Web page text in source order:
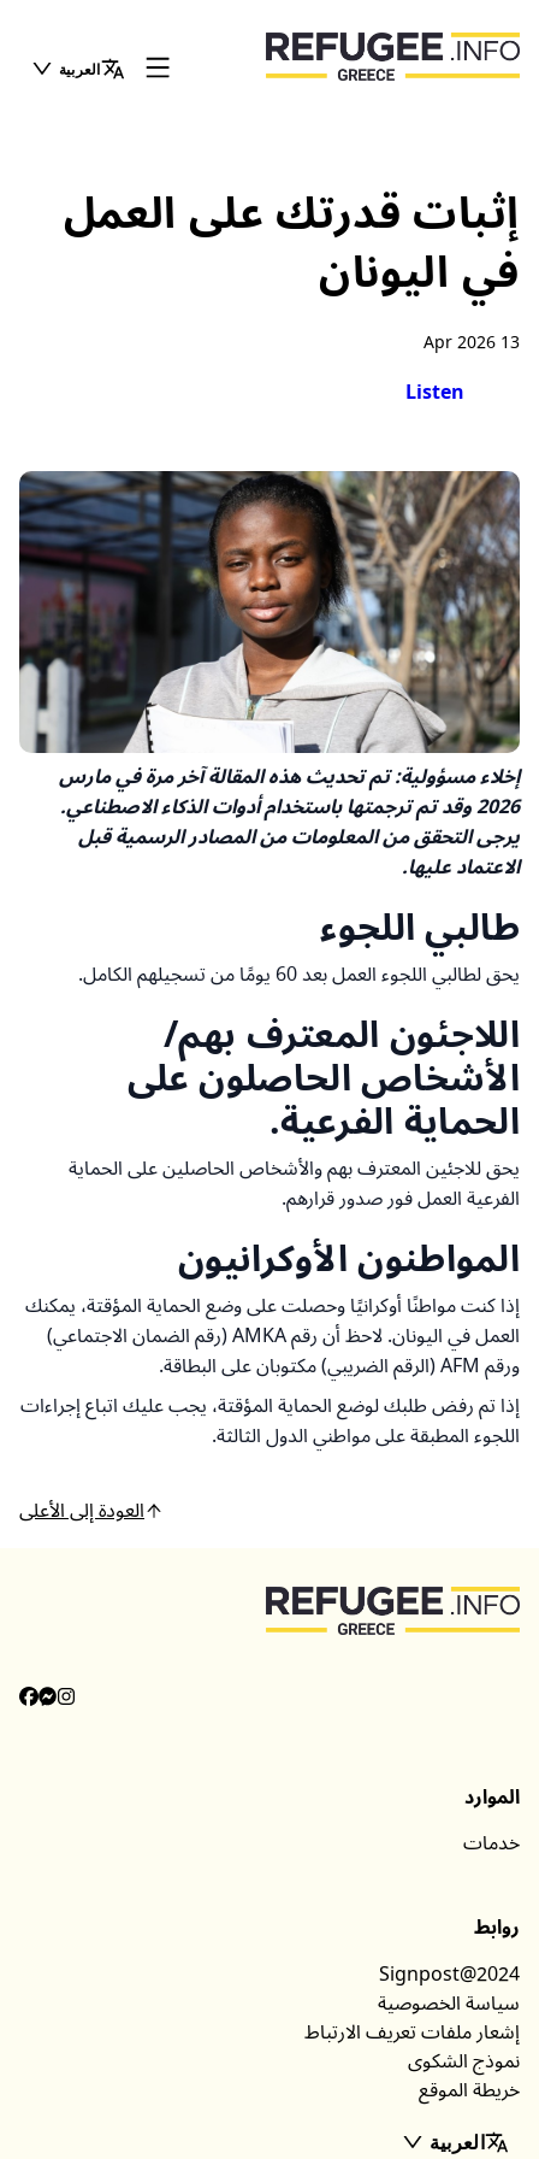
العربية
إثبات قدرتك على العمل
في اليونان
13 Apr 2026
Listen
إخلاء مسؤولية: تم تحديث هذه المقالة آخر مرة في مارس
2026 وقد تم ترجمتها باستخدام أدوات الذكاء الاصطناعي.
يرجى التحقق من المعلومات من المصادر الرسمية قبل
الاعتماد عليها.
طالبي اللجوء
يحق لطالبي اللجوء العمل بعد 60 يومًا من تسجيلهم الكامل.
اللاجئون المعترف بهم/
الأشخاص الحاصلون على
الحماية الفرعية.
يحق للاجئين المعترف بهم والأشخاص الحاصلين على الحماية
الفرعية العمل فور صدور قرارهم.
المواطنون الأوكرانيون
إذا كنت مواطنًا أوكرانيًا وحصلت على وضع الحماية المؤقتة، يمكنك
العمل في اليونان. لاحظ أن رقم AMKA (رقم الضمان الاجتماعي)
ورقم AFM (الرقم الضريبي) مكتوبان على البطاقة.
إذا تم رفض طلبك لوضع الحماية المؤقتة، يجب عليك اتباع إجراءات
اللجوء المطبقة على مواطني الدول الثالثة.
العودة إلى الأعلى
الموارد
خدمات
روابط
Signpost@2024
سياسة الخصوصية
إشعار ملفات تعريف الارتباط
نموذج الشكوى
خريطة الموقع
العربية